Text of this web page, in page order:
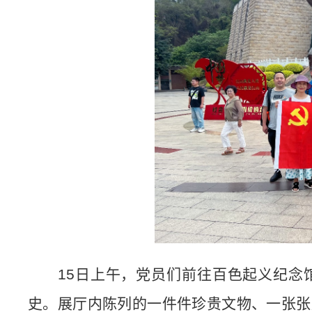
15 日上午，党员们前往百色起义纪
史。展厅内陈列的一件件珍贵文物、一张